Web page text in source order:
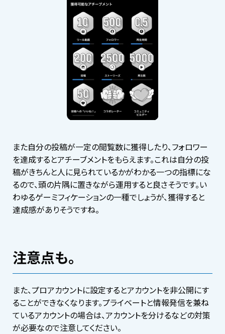
また自分の投稿が一定の閲覧数に獲得したり、フォロワー
を達成するとアチーブメントをもらえます。これは自分の投
稿がきちんと人に見られているかがわかる一つの指標にな
るので、頭の片隅に置きながら運用すると良さそうです。い
わゆるゲーミフィケーションの一種でしょうが、獲得すると
達成感がありそうですね。
注意点も。
また、プロアカウントに設定するとアカウントを非公開にす
ることができなくなります。プライベートと情報発信を兼ね
ているアカウントの場合は、アカウントを分けるなどの対策
が必要なので注意してください。